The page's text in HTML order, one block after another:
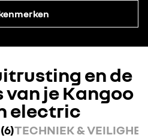
en de
je Kangoo
electric
TECHNIEK &